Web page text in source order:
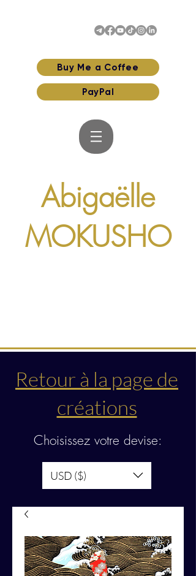
Buy Me a Coffee
PayPal
Abigaëlle
MOKUSHO
Retour à la page de
créations
Choisissez votre devise:
USD ($)